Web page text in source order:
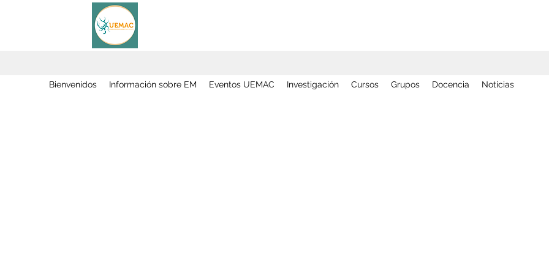
Bienvenidos Información sobre EM Eventos UEMAC Investigación Cursos Grupos Docencia Noticias